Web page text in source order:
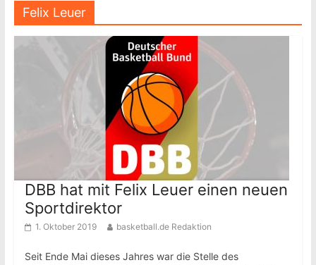
Felix Leuer
DBB hat mit Felix Leuer einen neuen
Sportdirektor
1. Oktober 2019 basketball.de Redaktion
Seit Ende Mai dieses Jahres war die Stelle des